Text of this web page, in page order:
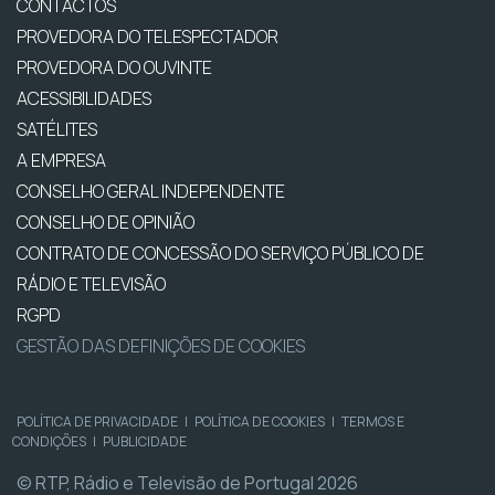
CONTACTOS
PROVEDORA DO TELESPECTADOR
PROVEDORA DO OUVINTE
ACESSIBILIDADES
SATÉLITES
A EMPRESA
CONSELHO GERAL INDEPENDENTE
CONSELHO DE OPINIÃO
CONTRATO DE CONCESSÃO DO SERVIÇO PÚBLICO DE
RÁDIO E TELEVISÃO
RGPD
GESTÃO DAS DEFINIÇÕES DE COOKIES
POLÍTICA DE PRIVACIDADE | POLÍTICA DE COOKIES | TERMOS E
CONDIÇÕES | PUBLICIDADE
© RTP, Rádio e Televisão de Portugal 2026